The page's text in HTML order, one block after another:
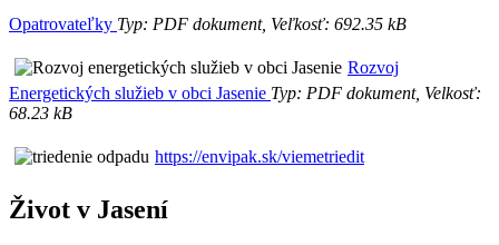
Opatrovateľky Typ: PDF dokument, Veľkosť: 692.35 kB
Rozvoj
Energetických služieb v obci Jasenie Typ: PDF dokument, Velkosť:
68.23 kB
https://envipak.sk/viemetriedit
Život v Jasení